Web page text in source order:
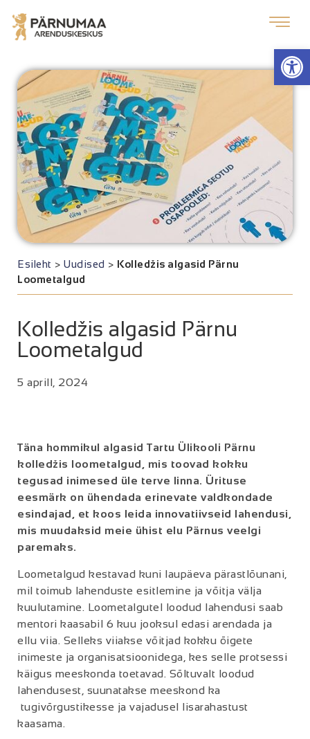
Esileht > Uudised > Kolledžis algasid Pärnu
Loometalgud
Kolledžis algasid Pärnu
Loometalgud
5 aprill, 2024
Täna hommikul algasid Tartu Ülikooli Pärnu
kolledžis loometalgud, mis toovad kokku
tegusad inimesed üle terve linna. Ürituse
eesmärk on ühendada erinevate valdkondade
esindajad, et koos leida innovatiivseid lahendusi,
mis muudaksid meie ühist elu Pärnus veelgi
paremaks.
Loometalgud kestavad kuni laupäeva pärastlõunani,
mil toimub lahenduste esitlemine ja võitja välja
kuulutamine. Loometalgutel loodud lahendusi saab
mentori kaasabil 6 kuu jooksul edasi arendada ja
ellu viia. Selleks viiakse võitjad kokku õigete
inimeste ja organisatsioonidega, kes selle protsessi
käigus meeskonda toetavad. Sõltuvalt loodud
lahendusest, suunatakse meeskond ka
tugivõrgustikesse ja vajadusel lisarahastust
kaasama.